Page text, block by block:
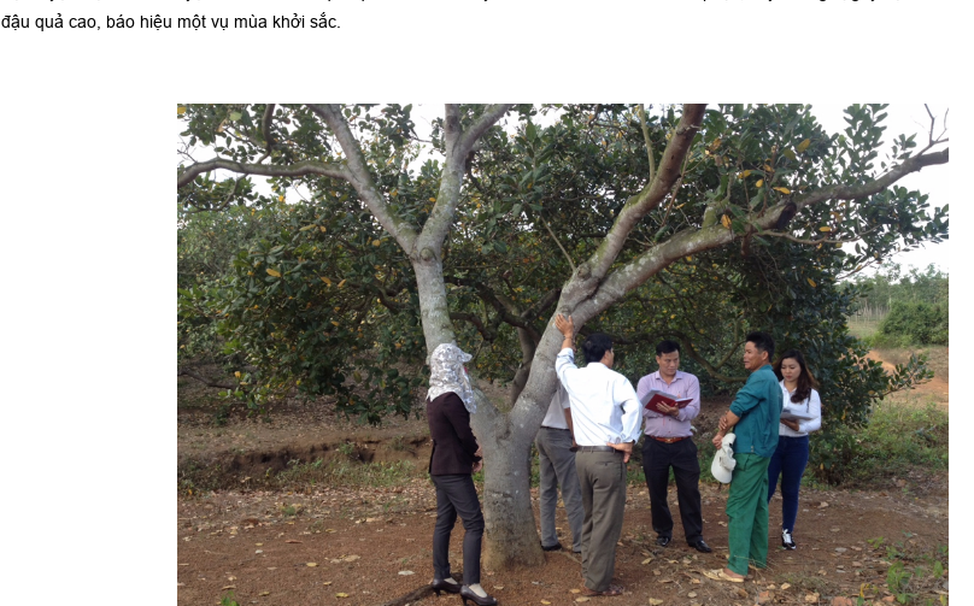
đậu quả cao, báo hiệu một vụ mùa khởi sắc.